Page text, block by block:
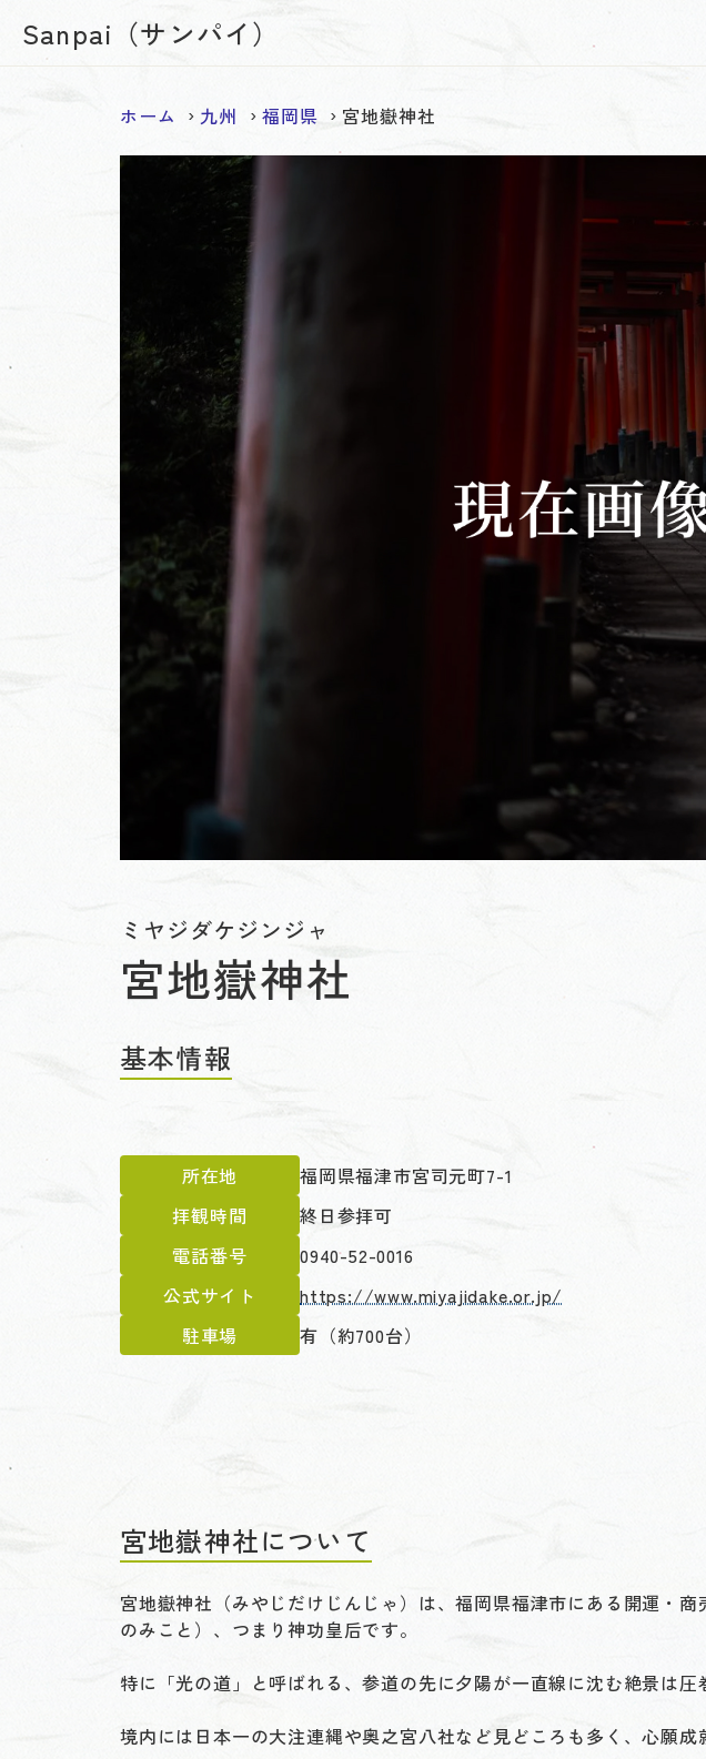
Sanpai（サンパイ）
ホーム 九州 福岡県 宮地嶽神社
ミヤジダケジンジャ
宮地嶽神社
基本情報
所在地
福岡県福津市宮司元町7-1
拝観時間
終日参拝可
電話番号
0940-52-0016
公式サイト
https://www.miyajidake.or.jp/
駐車場
有（約700台）
宮地嶽神社について
宮地嶽神社（みやじだけじんじゃ）は、福岡県福津市にある開運・
のみこと）、つまり神功皇后です。
特に「光の道」と呼ばれる、参道の先に夕陽が一直線に沈む絶景は
境内には日本一の大注連縄や奥之宮八社など見どころも多く、心願